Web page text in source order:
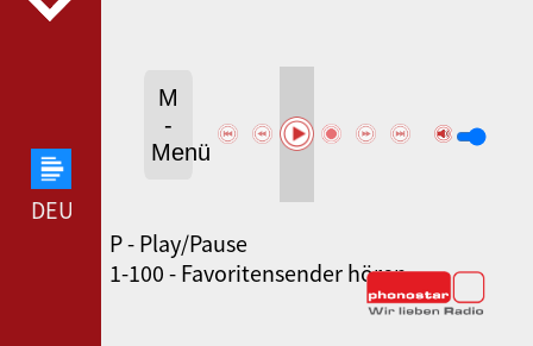
DEUTSCHLANDFUNK --- DEUTSCHLANDFUNK ---
80ER 90ER OLDIE ANTENNE --- 80ER 90ER
M
-
Menü
P - Play/Pause
1-100 - Favoritensender hören